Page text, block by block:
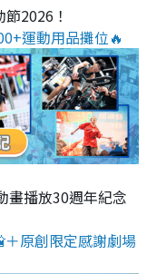
2026！
運動用品攤位🔥
畫播放30週年紀念
原創限定感謝劇場